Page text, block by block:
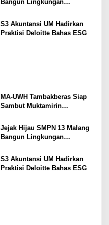
Bangun Lingkungan
S3 Akuntansi UM Hadirkan
Praktisi Deloitte Bahas ESG
MA-UWH Tambakberas Siap
Sambut Muktamirin
Jejak Hijau SMPN 13 Malang
Bangun Lingkungan
S3 Akuntansi UM Hadirkan
Praktisi Deloitte Bahas ESG